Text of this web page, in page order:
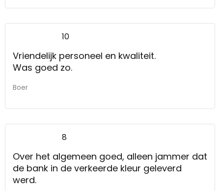
10
Vriendelijk personeel en kwaliteit.
Was goed zo.
Boer
8
Over het algemeen goed, alleen jammer dat
de bank in de verkeerde kleur geleverd
werd.